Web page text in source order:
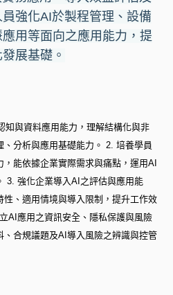
強化AI於製程管理、設備
用等面向之應用能力，提
展基礎。
知與資料應用能力，理解結構化與非
分析與應用基礎能力。 2. 培養學員
能依據企業實際需求與痛點，運用AI
3. 強化企業導入AI之評估與應用能
、適用情境與導入限制，提升工作效
AI應用之資訊安全、隱私保護與風險
合規議題及AI導入風險之辨識與控管